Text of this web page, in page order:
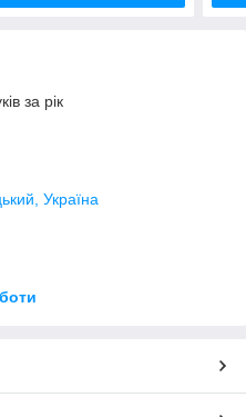
за рік
Україна